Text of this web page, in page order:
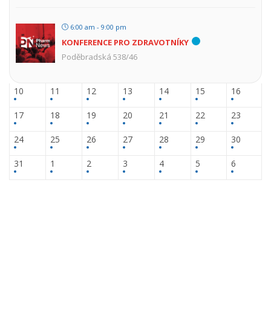
6:00 am - 9:00 pm
KONFERENCE PRO ZDRAVOTNÍKY
Poděbradská 538/46
10 11 12 13 14 15 16
17 18 19 20 21 22 23
24 25 26 27 28 29 30
31 1 2 3 4 5 6